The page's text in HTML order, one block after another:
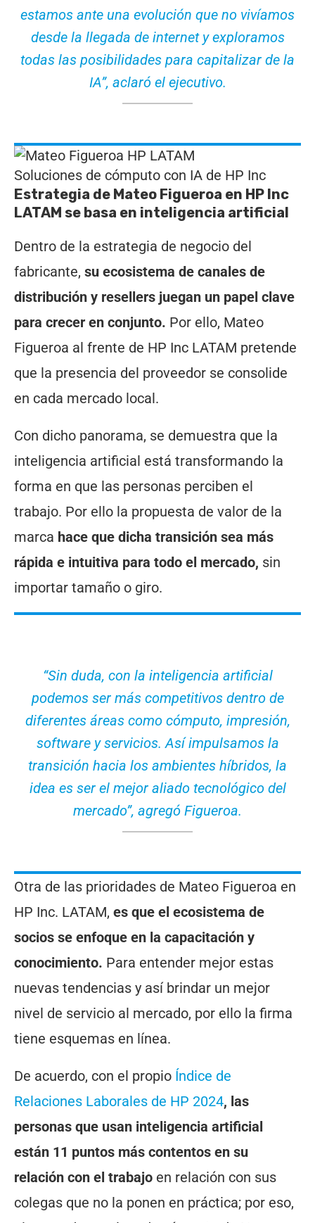
estamos ante una evolución que no vivíamos
desde la llegada de internet y exploramos
todas las posibilidades para capitalizar de la
IA”, aclaró el ejecutivo.
Soluciones de cómputo con IA de HP Inc
Estrategia de Mateo Figueroa en HP Inc
LATAM se basa en inteligencia artificial
Dentro de la estrategia de negocio del
fabricante, su ecosistema de canales de
distribución y resellers juegan un papel clave
para crecer en conjunto. Por ello, Mateo
Figueroa al frente de HP Inc LATAM pretende
que la presencia del proveedor se consolide
en cada mercado local.
Con dicho panorama, se demuestra que la
inteligencia artificial está transformando la
forma en que las personas perciben el
trabajo. Por ello la propuesta de valor de la
marca hace que dicha transición sea más
rápida e intuitiva para todo el mercado, sin
importar tamaño o giro.
“Sin duda, con la inteligencia artificial
podemos ser más competitivos dentro de
diferentes áreas como cómputo, impresión,
software y servicios. Así impulsamos la
transición hacia los ambientes híbridos, la
idea es ser el mejor aliado tecnológico del
mercado”, agregó Figueroa.
Otra de las prioridades de Mateo Figueroa en
HP Inc. LATAM, es que el ecosistema de
socios se enfoque en la capacitación y
conocimiento. Para entender mejor estas
nuevas tendencias y así brindar un mejor
nivel de servicio al mercado, por ello la firma
tiene esquemas en línea.
De acuerdo, con el propio Índice de
Relaciones Laborales de HP 2024, las
personas que usan inteligencia artificial
están 11 puntos más contentos en su
relación con el trabajo en relación con sus
colegas que no la ponen en práctica; por eso,